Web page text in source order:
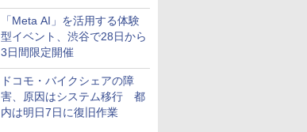
「Meta AI」を活用する体験
型イベント、渋谷で28日から
3日間限定開催
ドコモ・バイクシェアの障
害、原因はシステム移行 都
内は明日7日に復旧作業